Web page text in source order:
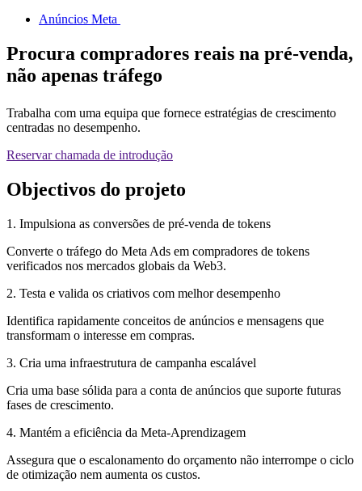
Anúncios Meta
Procura compradores reais na pré-venda,
não apenas tráfego
Trabalha com uma equipa que fornece estratégias de crescimento
centradas no desempenho.
Reservar chamada de introdução
Objectivos do projeto
1. Impulsiona as conversões de pré-venda de tokens
Converte o tráfego do Meta Ads em compradores de tokens
verificados nos mercados globais da Web3.
2. Testa e valida os criativos com melhor desempenho
Identifica rapidamente conceitos de anúncios e mensagens que
transformam o interesse em compras.
3. Cria uma infraestrutura de campanha escalável
Cria uma base sólida para a conta de anúncios que suporte futuras
fases de crescimento.
4. Mantém a eficiência da Meta-Aprendizagem
Assegura que o escalonamento do orçamento não interrompe o ciclo
de otimização nem aumenta os custos.